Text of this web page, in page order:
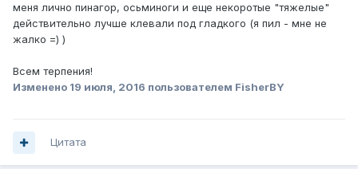
меня лично пинагор, осьминоги и еще некоротые "тяжелые"
действительно лучше клевали под гладкого (я пил - мне не
жалко =) )
Всем терпения!
Изменено 19 июля, 2016 пользователем FisherBY
Цитата